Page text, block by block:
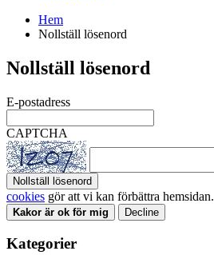
Hem
Nollställ lösenord
Nollställ lösenord
E-postadress
CAPTCHA
Nollställ lösenord
cookies gör att vi kan förbättra hemsidan.
Kakor är ok för mig Decline
Kategorier